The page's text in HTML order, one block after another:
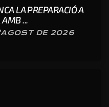
LA PREPARACIÓ A
...
DE 2026